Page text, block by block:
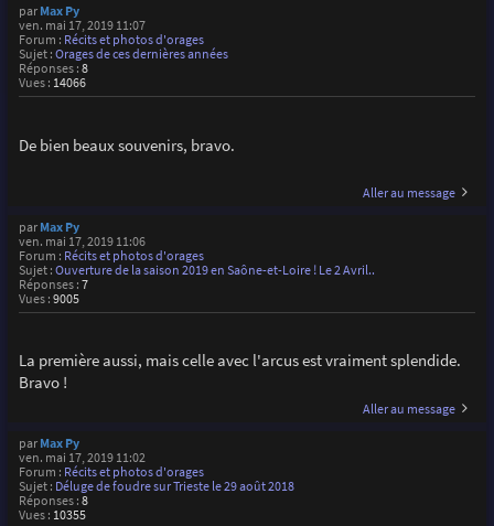
par Max Py
ven. mai 17, 2019 11:07
Forum : Récits et photos d'orages
Sujet : Orages de ces dernières années
Réponses : 8
Vues : 14066
De bien beaux souvenirs, bravo.
Aller au message
par Max Py
ven. mai 17, 2019 11:06
Forum : Récits et photos d'orages
Sujet : Ouverture de la saison 2019 en Saône-et-Loire ! Le 2 Avril..
Réponses : 7
Vues : 9005
La première aussi, mais celle avec l'arcus est vraiment splendide.
Bravo !
Aller au message
par Max Py
ven. mai 17, 2019 11:02
Forum : Récits et photos d'orages
Sujet : Déluge de foudre sur Trieste le 29 août 2018
Réponses : 8
Vues : 10355